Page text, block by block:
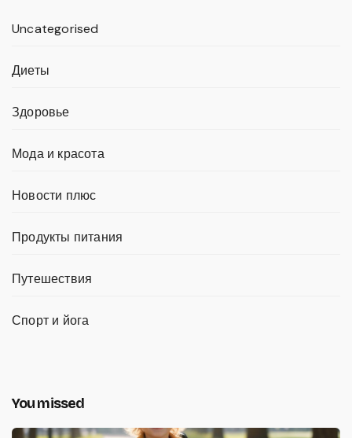
Uncategorised
Диеты
Здоровье
Мода и красота
Новости плюс
Продукты питания
Путешествия
Спорт и йога
You missed